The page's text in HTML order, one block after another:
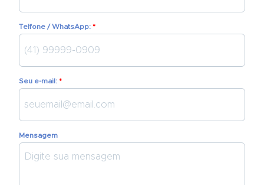
Telfone / WhatsApp:
Mensagem
Seu e-mail: